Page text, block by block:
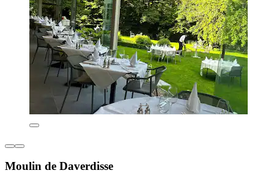
Moulin de Daverdisse